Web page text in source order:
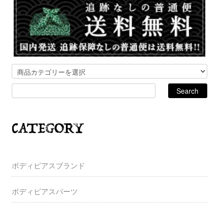
ボディピアスブランド
ボディピアスパーツ